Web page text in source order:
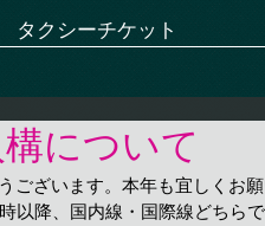
タクシーチケット
について
ございます。本年も宜しくお
以降、国内線・国際線どちら